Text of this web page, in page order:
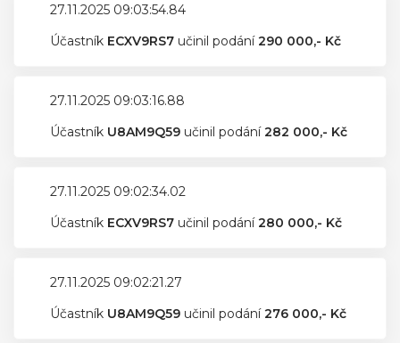
27.11.2025 09:03:54.84
Účastník ECXV9RS7 učinil podání290 000,- Kč
27.11.2025 09:03:16.88
Účastník U8AM9Q59 učinil podání282 000,- Kč
27.11.2025 09:02:34.02
Účastník ECXV9RS7 učinil podání280 000,- Kč
27.11.2025 09:02:21.27
Účastník U8AM9Q59 učinil podání276 000,- Kč